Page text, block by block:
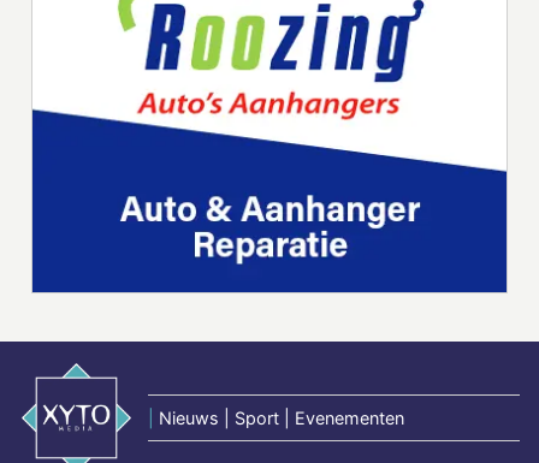
Nieuws | Sport | Evenementen